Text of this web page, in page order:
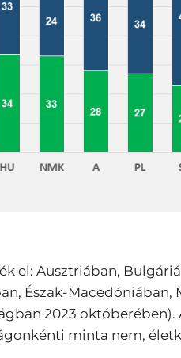
el: Ausztriában,
Észak-
2023
minta nem,